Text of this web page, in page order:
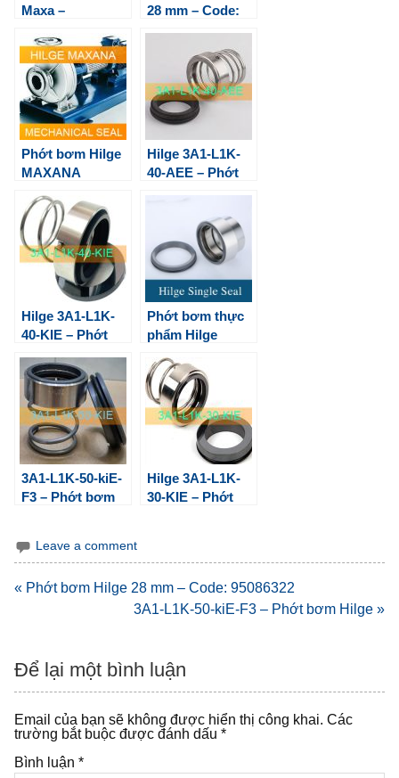
Maxa –
For GEA pump
28 mm – Code:
Phớt bơm Hilge
MAXANA
Hilge 3A1-L1K-
40-AEE – Phớt
Hilge 3A1-L1K-
40-KIE – Phớt
Phớt bơm thực
phẩm Hilge
3A1-L1K-50-kiE-
F3 – Phớt bơm
Hilge 3A1-L1K-
30-KIE – Phớt
Leave a comment
Điều
« Phớt bơm Hilge 28 mm – Code: 95086322
3A1-L1K-50-kiE-F3 – Phớt bơm Hilge »
Để lại một bình luận
Email của bạn sẽ không được hiển thị công khai. Các
trường bắt buộc được đánh dấu *
Bình luận *